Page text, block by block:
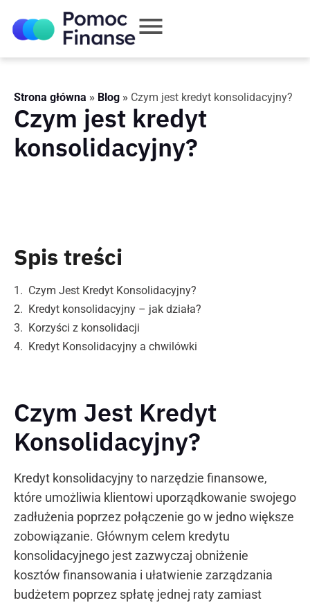
Strona główna » Blog » Czym jest kredyt konsolidacyjny?
Czym jest kredyt
konsolidacyjny?
Czym Jest Kredyt
Konsolidacyjny?
Kredyt konsolidacyjny to narzędzie finansowe,
które umożliwia klientowi uporządkowanie swojego
zadłużenia poprzez połączenie go w jedno większe
zobowiązanie. Głównym celem kredytu
konsolidacyjnego jest zazwyczaj obniżenie
kosztów finansowania i ułatwienie zarządzania
budżetem poprzez spłatę jednej raty zamiast
Spis treści
Czym Jest Kredyt Konsolidacyjny?
Kredyt konsolidacyjny – jak działa?
Korzyści z konsolidacji
Kredyt Konsolidacyjny a chwilówki